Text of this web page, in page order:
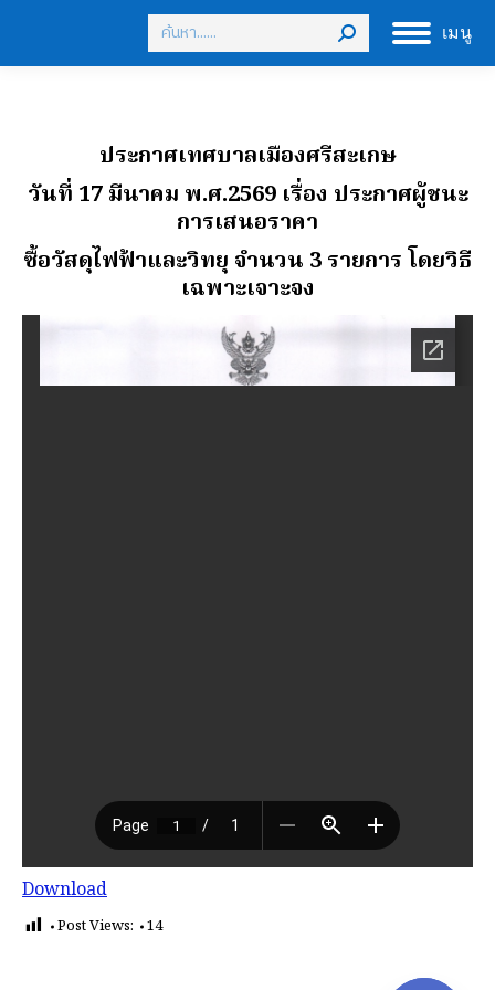
เมนู
Search:
ประกาศเทศบาลเมืองศรีสะเกษ
วันที่ 17 มีนาคม พ.ศ.2569 เรื่อง ประกาศผู้ชนะ
การเสนอราคา
ซื้อวัสดุไฟฟ้าและวิทยุ จํานวน 3 รายการ โดยวิธี
เฉพาะเจาะจง
Download
Post Views: 14